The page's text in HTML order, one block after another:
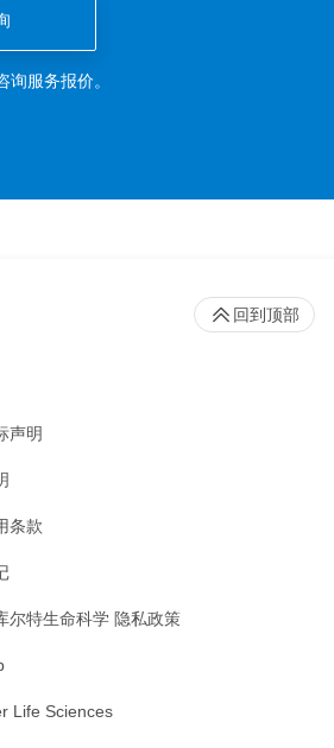
服务报价。
声明
条款
尔特生命科学 隐私政策
Life Sciences
回到顶部